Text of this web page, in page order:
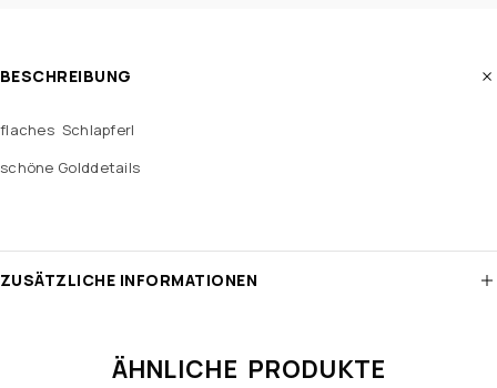
BESCHREIBUNG
flaches Schlapferl
schöne Golddetails
ZUSÄTZLICHE INFORMATIONEN
ÄHNLICHE PRODUKTE